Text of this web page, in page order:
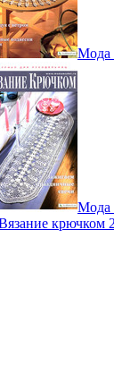
Мода
Мода
крючком